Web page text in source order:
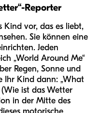
Reporter
Kind vor, das es liebt,
Sie können eine
Jeden
„World Around Me“
Regen, Sonne und
Ihr Kind dann: „What
ist das Wetter
in der Mitte des